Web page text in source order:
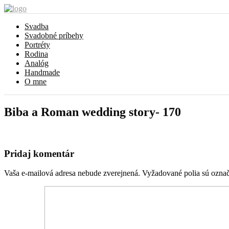
Svadba
Svadobné príbehy
Portréty
Rodina
Analóg
Handmade
O mne
Biba a Roman wedding story- 170
Pridaj komentár
Vaša e-mailová adresa nebude zverejnená. Vyžadované polia sú